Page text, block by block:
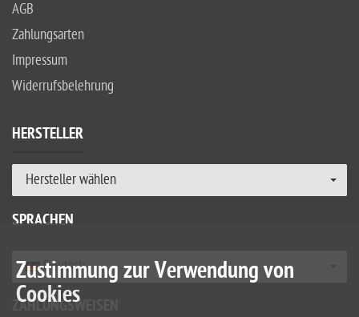
AGB
Zahlungsarten
Impressum
Widerrufsbelehrung
HERSTELLER
Hersteller wählen
SPRACHEN
Deutsch
ZAHLUNGSWEISEN
Zustimmung zur Verwendung von
Cookies